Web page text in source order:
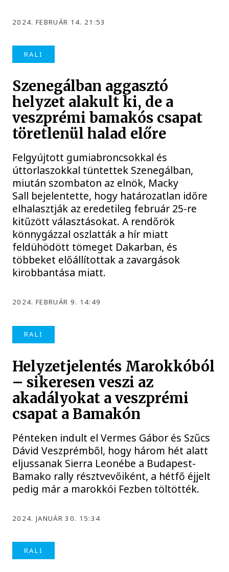
2024. FEBRUÁR 14. 21:53
RALI
Szenegálban aggasztó
helyzet alakult ki, de a
veszprémi bamakós csapat
töretlenül halad előre
Felgyújtott gumiabroncsokkal és
úttorlaszokkal tüntettek Szenegálban,
miután szombaton az elnök, Macky
Sall bejelentette, hogy határozatlan időre
elhalasztják az eredetileg február 25-re
kitűzött választásokat. A rendőrök
könnygázzal oszlatták a hír miatt
feldühödött tömeget Dakarban, és
többeket előállítottak a zavargások
kirobbantása miatt.
2024. FEBRUÁR 9. 14:49
RALI
Helyzetjelentés Marokkóból
– sikeresen veszi az
akadályokat a veszprémi
csapat a Bamakón
Pénteken indult el Vermes Gábor és Szűcs
Dávid Veszprémből, hogy három hét alatt
eljussanak Sierra Leonébe a Budapest-
Bamako rally résztvevőiként, a hétfő éjjelt
pedig már a marokkói Fezben töltötték.
2024. JANUÁR 30. 15:34
RALI